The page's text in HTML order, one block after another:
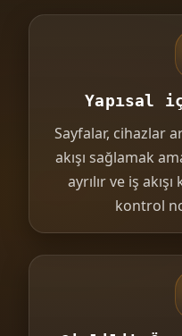
Yapısal
Sayfalar, cihazlar
akışı sağlamak
ayrılır ve iş
kontrol